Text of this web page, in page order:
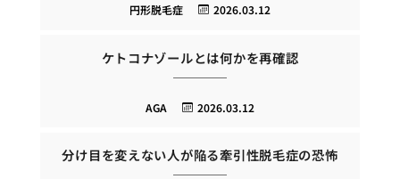
2026.03.12
円形脱毛症
ケトコナゾールとは何かを再確認
2026.03.12
AGA
分け目を変えない人が陥る牽引性脱毛症の恐怖